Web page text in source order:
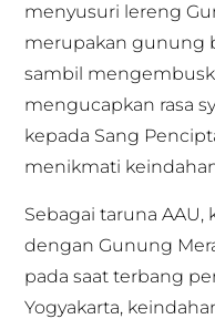
menyusuri lereng
merupakan gunung
sambil
mengucapkan rasa
kepada Sang
menikmati
Sebagai taruna
dengan Gunung
pada saat terbang
Yogyakarta,